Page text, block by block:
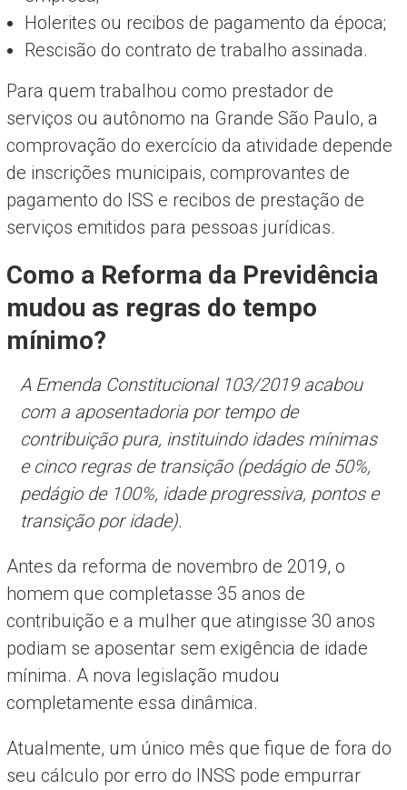
Holerites ou recibos de pagamento da época;
Rescisão do contrato de trabalho assinada.
Para quem trabalhou como prestador de
serviços ou autônomo na Grande São Paulo, a
comprovação do exercício da atividade depende
de inscrições municipais, comprovantes de
pagamento do ISS e recibos de prestação de
serviços emitidos para pessoas jurídicas.
Como a Reforma da Previdência
mudou as regras do tempo
mínimo?
A Emenda Constitucional 103/2019 acabou
com a aposentadoria por tempo de
contribuição pura, instituindo idades mínimas
e cinco regras de transição (pedágio de 50%,
pedágio de 100%, idade progressiva, pontos e
transição por idade).
Antes da reforma de novembro de 2019, o
homem que completasse 35 anos de
contribuição e a mulher que atingisse 30 anos
podiam se aposentar sem exigência de idade
mínima. A nova legislação mudou
completamente essa dinâmica.
Atualmente, um único mês que fique de fora do
seu cálculo por erro do INSS pode empurrar